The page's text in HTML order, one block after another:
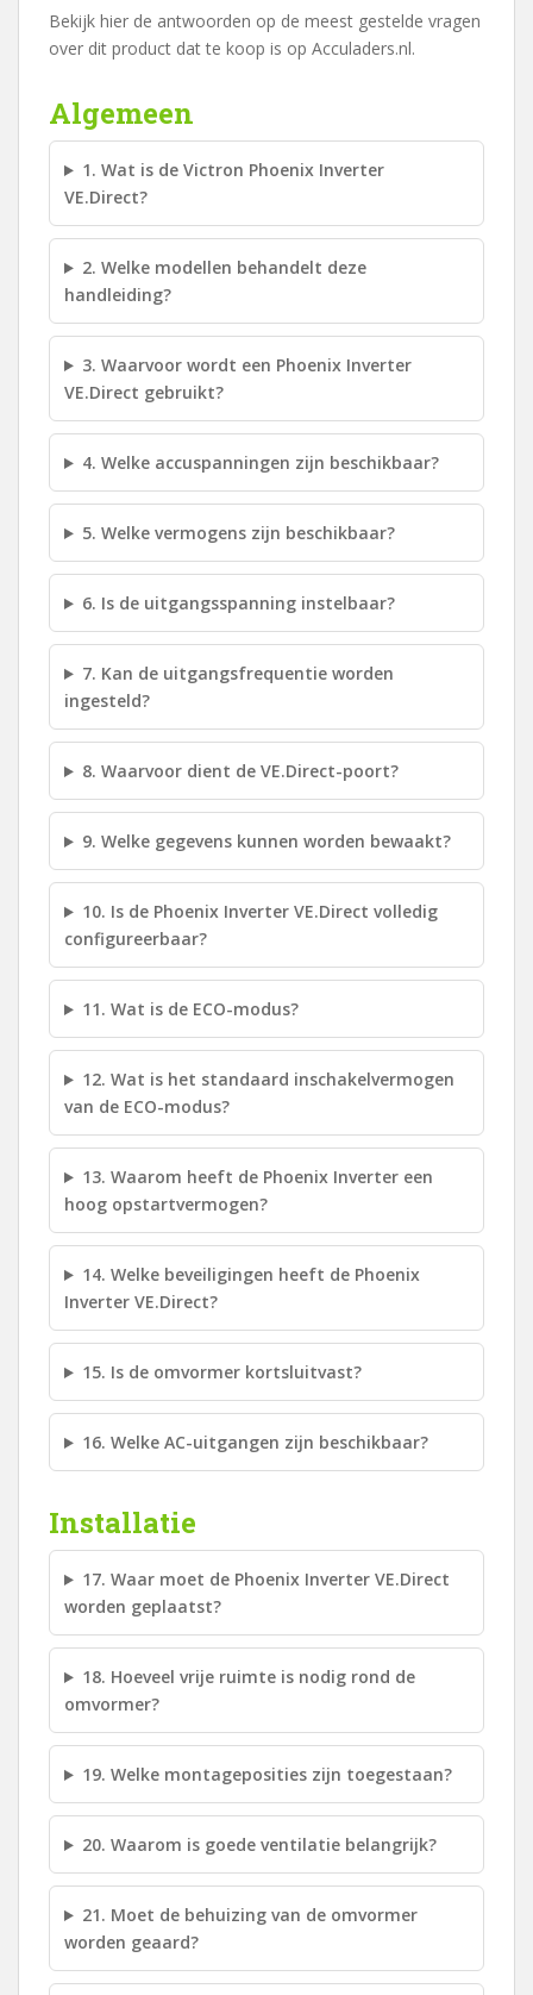
Bekijk hier de antwoorden op de meest gestelde vragen
over dit product dat te koop is op Acculaders.nl.
Algemeen
1. Wat is de Victron Phoenix Inverter
VE.Direct?
2. Welke modellen behandelt deze
handleiding?
3. Waarvoor wordt een Phoenix Inverter
VE.Direct gebruikt?
4. Welke accuspanningen zijn beschikbaar?
5. Welke vermogens zijn beschikbaar?
6. Is de uitgangsspanning instelbaar?
7. Kan de uitgangsfrequentie worden
ingesteld?
8. Waarvoor dient de VE.Direct-poort?
9. Welke gegevens kunnen worden bewaakt?
10. Is de Phoenix Inverter VE.Direct volledig
configureerbaar?
11. Wat is de ECO-modus?
12. Wat is het standaard inschakelvermogen
van de ECO-modus?
13. Waarom heeft de Phoenix Inverter een
hoog opstartvermogen?
14. Welke beveiligingen heeft de Phoenix
Inverter VE.Direct?
15. Is de omvormer kortsluitvast?
16. Welke AC-uitgangen zijn beschikbaar?
Installatie
17. Waar moet de Phoenix Inverter VE.Direct
worden geplaatst?
18. Hoeveel vrije ruimte is nodig rond de
omvormer?
19. Welke montageposities zijn toegestaan?
20. Waarom is goede ventilatie belangrijk?
21. Moet de behuizing van de omvormer
worden geaard?